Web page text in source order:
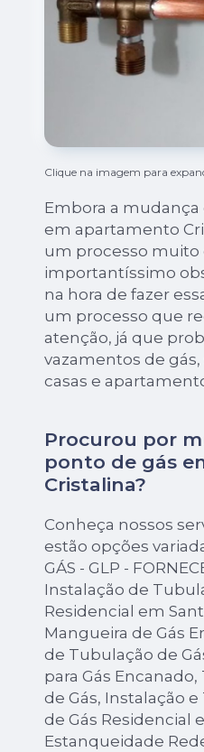
Clique na imagem para
Embora a
em apartamento
um processo muito
importantíssimo
na hora de fazer
um processo que
atenção, já que
vazamentos de
casas e
Procurou por
ponto de gás
Cristalina?
Conheça nossos
estão opções
GÁS - GLP -
Instalação de
Residencial em
Mangueira de Gás
de Tubulação de
para Gás
de Gás, Instalação
de Gás Residencial
Estanqueidade